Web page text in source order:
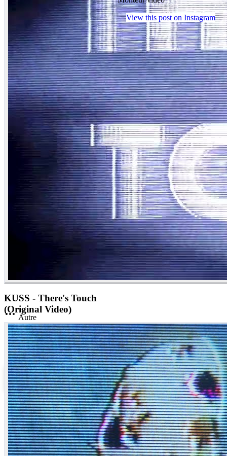
KUSS - There's Touch
(Original Video)
AGAgora Records
862 vues
Directeur créatif
View this post on Instagram
Autre
View this post on Instagram